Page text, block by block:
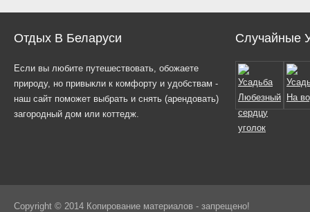
Отдых В Беларуси
Если вы любите путешествовать, обожаете
природу, но привыкли к комфорту и удобствам -
наш сайт поможет выбрать и снять (арендовать)
загородный дом или коттедж.
Случайные
Copyright © 2014 Копирование материалов - запрещено!